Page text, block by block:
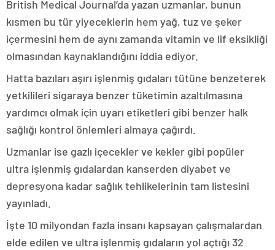
British Medical Journal’da yazan uzmanlar, bunun
kısmen bu tür yiyeceklerin hem yağ, tuz ve şeker
içermesini hem de aynı zamanda vitamin ve lif eksikliği
olmasından kaynaklandığını iddia ediyor.
Hatta bazıları aşırı işlenmiş gıdaları tütüne benzeterek
yetkilileri sigaraya benzer tüketimin azaltılmasına
yardımcı olmak için uyarı etiketleri gibi benzer halk
sağlığı kontrol önlemleri almaya çağırdı.
Uzmanlar ise gazlı içecekler ve kekler gibi popüler
ultra işlenmiş gıdalardan kanserden diyabet ve
depresyona kadar sağlık tehlikelerinin tam listesini
yayınladı.
İşte 10 milyondan fazla insanı kapsayan çalışmalardan
elde edilen ve ultra işlenmiş gıdaların yol açtığı 32